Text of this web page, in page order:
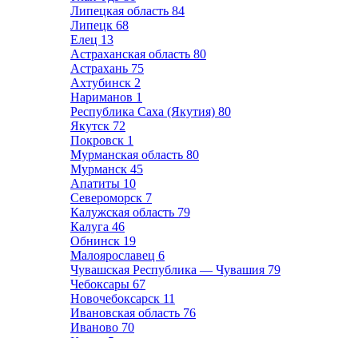
Липецкая область 84
Липецк 68
Елец 13
Астраханская область 80
Астрахань 75
Ахтубинск 2
Нариманов 1
Республика Саха (Якутия) 80
Якутск 72
Покровск 1
Мурманская область 80
Мурманск 45
Апатиты 10
Североморск 7
Калужская область 79
Калуга 46
Обнинск 19
Малоярославец 6
Чувашская Республика — Чувашия 79
Чебоксары 67
Новочебоксарск 11
Ивановская область 76
Иваново 70